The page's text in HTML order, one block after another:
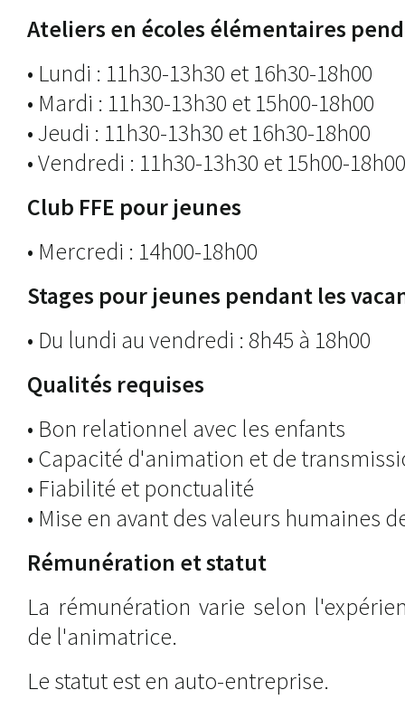
Ateliers en écoles élémentaires
• Lundi : 11h30-13h30 et 16h30-18h00
• Mardi : 11h30-13h30 et 15h00-18h00
• Jeudi : 11h30-13h30 et 16h30-18h00
• Vendredi : 11h30-13h30 et 15h00-18h00
Club FFE pour jeunes
• Mercredi : 14h00-18h00
Stages pour jeunes pendant les
• Du lundi au vendredi : 8h45 à 18h00
Qualités requises
• Bon relationnel avec les enfants
• Capacité d'animation et de
• Fiabilité et ponctualité
• Mise en avant des valeurs humaines
Rémunération et statut
La rémunération varie selon
de l'animatrice.
Le statut est en auto-entreprise.